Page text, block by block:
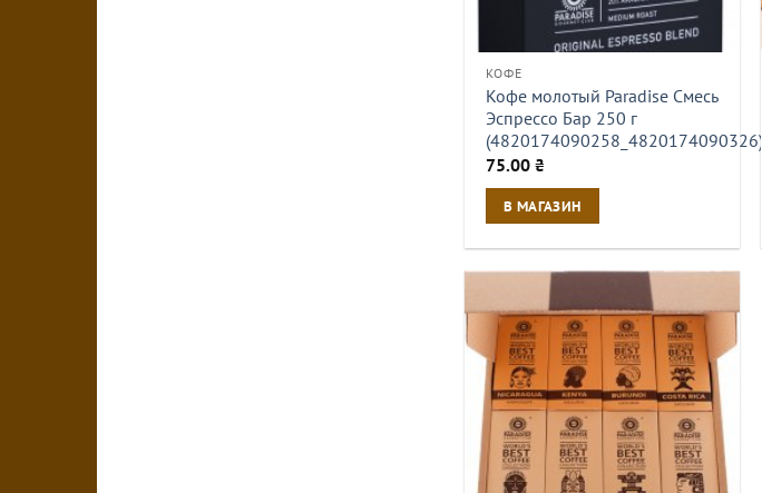
КОФЕ
Кофе молотый Paradise Смесь
Эспрессо Бар 250 г
(4820174090258_4820174090326)
75.00 ₴
В МАГАЗИН